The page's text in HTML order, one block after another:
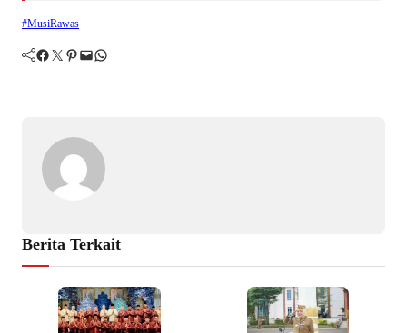
#MusiRawas
Facebook Twitter Pinterest Mail WhatsApp
Berita Terkait